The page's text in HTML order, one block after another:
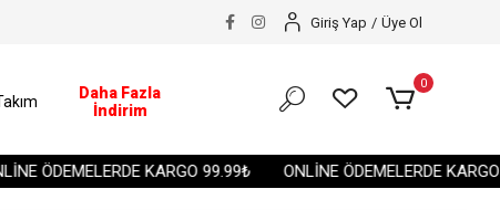
ÖDEMELERDE KARGO 99.99₺ ONLİNE ÖDEMELERDE KARGO
Giriş Yap / Üye Ol
Daha Fazla
İndirim
0